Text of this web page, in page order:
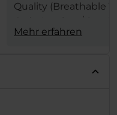
Quality (Breathable
Grain Leather / Steel
Frame)
Mehr erfahren